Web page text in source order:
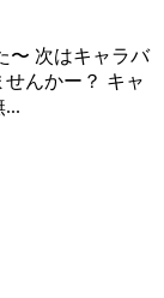
〜 次はキャラバ
んかー？ キャ
...